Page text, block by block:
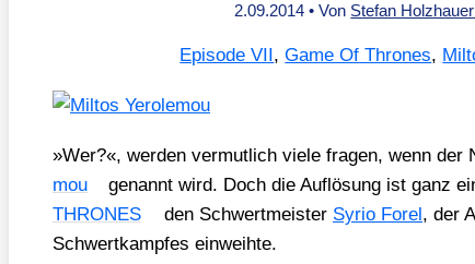
2.09.2014• Von Stefan
Episode VII ,Game Of Thrones,
»Wer?«, wer­den ver­mut­lich vie­le fra­gen, wenn der
mou
genannt wird. Doch die Auf­lö­sung ist ganz
THRONES
den Schwert­meis­ter Syrio Forel, der
Schwert­kamp­fes ein­weih­te.